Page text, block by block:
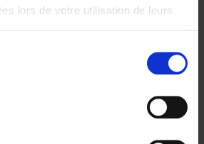
lors de votre utilisation de leurs
Building Bonds = Building